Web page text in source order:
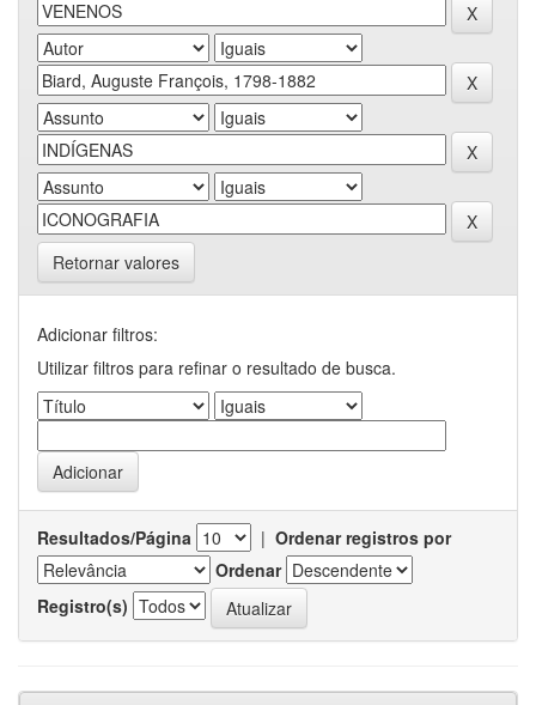
Retornar valores
Adicionar filtros:
Utilizar filtros para refinar o resultado de busca.
Resultados/Página | Ordenar registros por
Ordenar
Registro(s)